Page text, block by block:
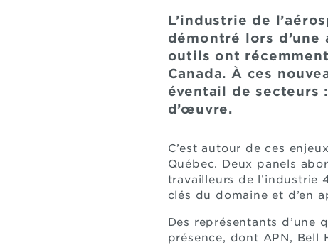
L’industrie de
démontré lors
outils ont
Canada. À ces
éventail de secteurs
d’œuvre.
C’est autour de ces
Québec. Deux panels
travailleurs de l’industrie
clés du domaine et d’en
Des représentants d’une
présence, dont APN, Bell